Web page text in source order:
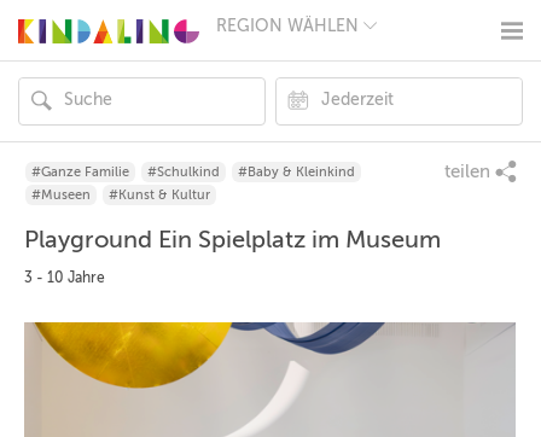
REGION WÄHLEN
MÜNCHEN
HAMBURG
FRANKFURT
KÖLN
DÜSSELDORF
HANNOVER
WIEN
ZÜRICH
ANDERE
REGIONEN
#Ganze Familie #Schulkind
#Baby & Kleinkind
#Museen
#Kunst & Kultur
teilen
Playground Ein Spielplatz im Museum
3 - 10 Jahre